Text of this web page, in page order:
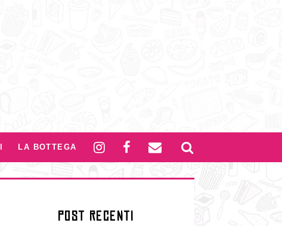
LA BOTTEGA
POST RECENTI